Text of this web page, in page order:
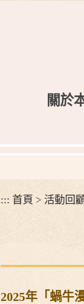
關於
::: 首頁 > 活動回
2025年「蝸牛